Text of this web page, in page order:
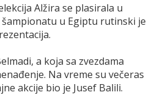
Alžira se plasirala u
u Egiptu rutinski je
a koja sa zvezdama
Na vreme su večeras
akcije bio je Jusef Balili.